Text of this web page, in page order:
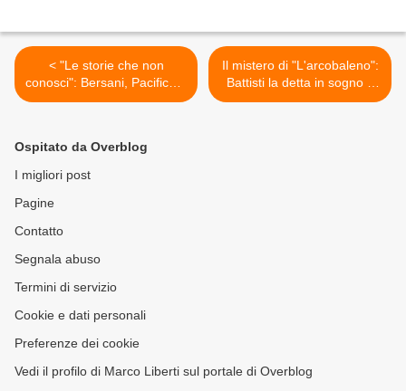
< "Le storie che non
conosci": Bersani, Pacifico e
Guccini a difesa del libro
Il mistero di "L'arcobaleno":
Battisti la detta in sogno a
Mogol >
Ospitato da Overblog
I migliori post
Pagine
Contatto
Segnala abuso
Termini di servizio
Cookie e dati personali
Preferenze dei cookie
Vedi il profilo di Marco Liberti sul portale di Overblog